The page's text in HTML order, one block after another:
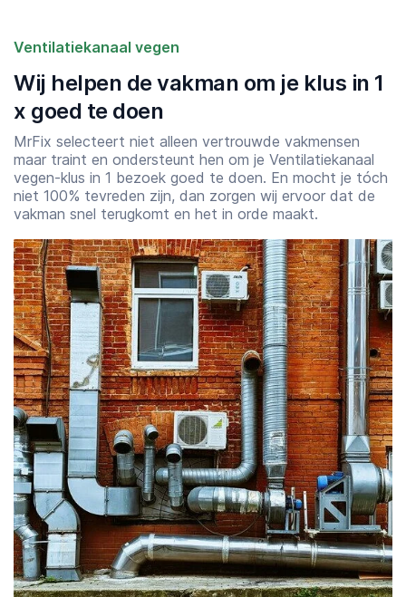
Ventilatiekanaal vegen
Wij helpen de vakman om je klus in 1
x goed te doen
MrFix selecteert niet alleen vertrouwde vakmensen
maar traint en ondersteunt hen om je Ventilatiekanaal
vegen-klus in 1 bezoek goed te doen. En mocht je tóch
niet 100% tevreden zijn, dan zorgen wij ervoor dat de
vakman snel terugkomt en het in orde maakt.
Starttijd
07:00
Eindtijd
23:00